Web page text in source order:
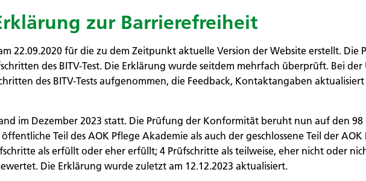
zur Barrierefreiheit
22.09.2020 für die zu dem Zeitpunkt aktuelle Version der Website erstellt. Die
des BITV-Test. Die Erklärung wurde seitdem mehrfach überprüft. Bei
des BITV-Tests aufgenommen, die Feedback, Kontaktangaben
im Dezember 2023 statt. Die Prüfung der Konformität beruht nun auf den 98
Teil des AOK Pflege Akademie als auch der geschlossene Teil der AOK
als erfüllt oder eher erfüllt; 4 Prüfschritte als teilweise, eher nicht oder
Die Erklärung wurde zuletzt am 12.12.2023 aktualisiert.